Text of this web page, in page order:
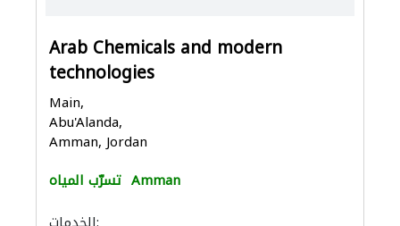
Arab Chemicals and modern
technologies
Main,
Abu'Alanda,
Amman, Jordan
تسرّب المياه Amman